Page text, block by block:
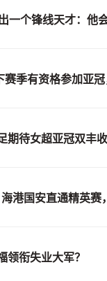
一个锋线天才：他
季有资格参加亚
期待女超亚冠双丰收
港国安直通精英赛
领衔失业大军？